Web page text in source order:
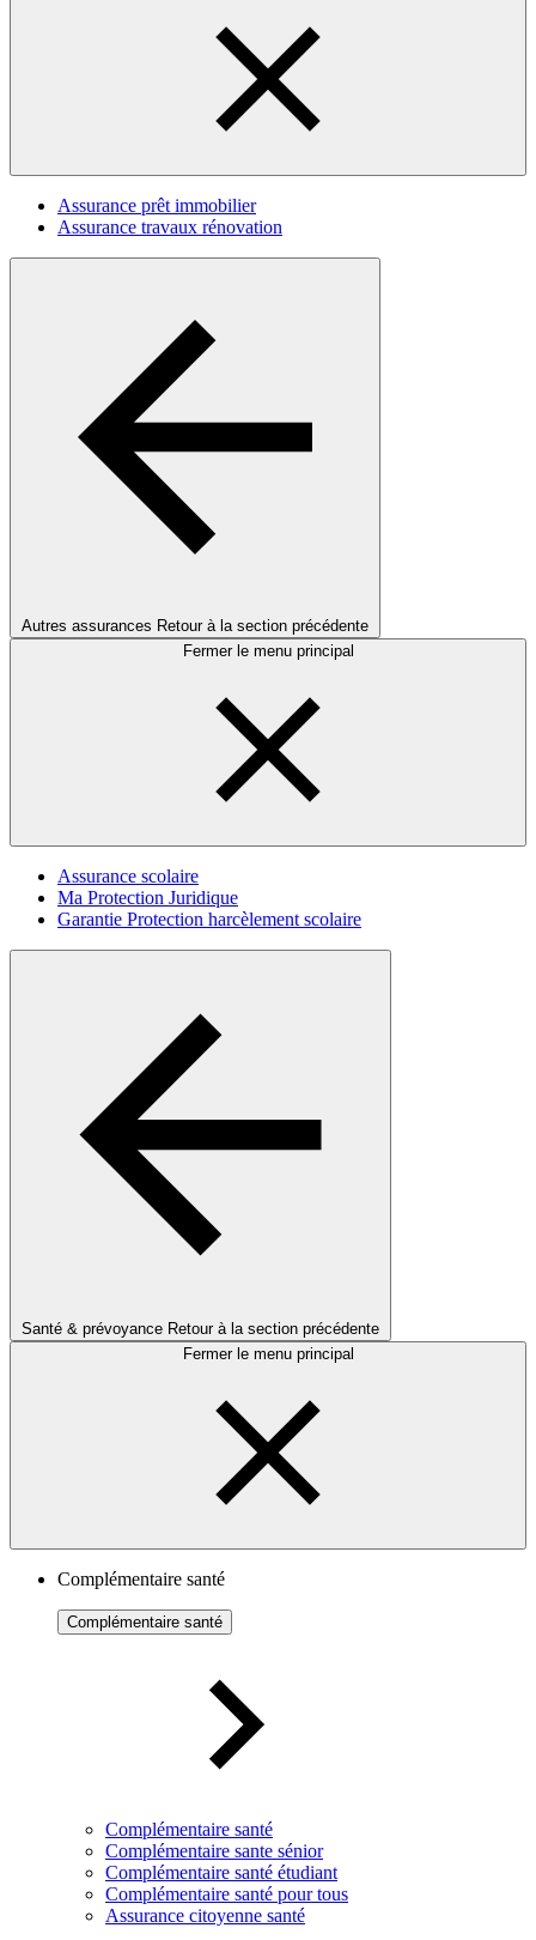
Assurance prêt immobilier
Assurance travaux rénovation
Autres assurances Retour à la section précédente
Fermer le menu principal
Assurance scolaire
Ma Protection Juridique
Garantie Protection harcèlement scolaire
Santé & prévoyance Retour à la section précédente
Fermer le menu principal
Complémentaire santé
Complémentaire santé
Complémentaire santé
Complémentaire sante sénior
Complémentaire santé étudiant
Complémentaire santé pour tous
Assurance citoyenne santé